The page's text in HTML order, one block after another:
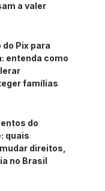
a valer
Pix para
entenda como
famílias
do
quais
direitos,
no Brasil